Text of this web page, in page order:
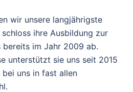
wir unsere langjährigste
ihre Ausbildung zur
bereits im Jahr 2009 ab.
unterstützt sie uns seit 2015
uns in fast allen